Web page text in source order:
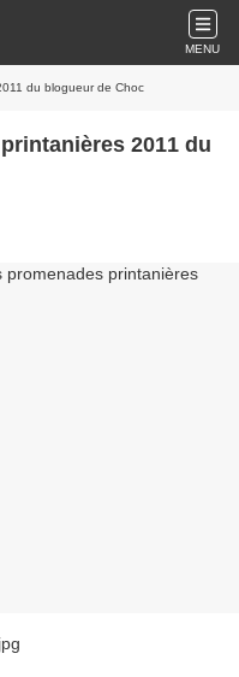
MENU
du blogueur de Choc
2011 du